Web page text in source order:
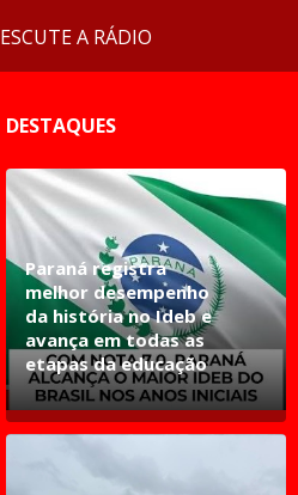
ESCUTE A RÁDIO
DESTAQUES
Paraná registra
melhor desempenho
da história no Ideb e
avança em todas as
etapas da educação